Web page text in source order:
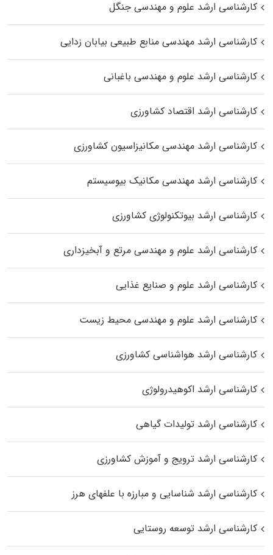
کارشناسی ارشد علوم و مهندسی جنگل
کارشناسی ارشد مهندسی منابع طبیعی بیابان زدایی
کارشناسی ارشد علوم و مهندسی باغبانی
کارشناسی ارشد اقتصاد کشاورزی
کارشناسی ارشد مهندسی مکانیزاسیون کشاورزی
کارشناسی ارشد مهندسی مکانیک بیوسیستم
کارشناسی ارشد بیوتکنولوژی کشاورزی
کارشناسی ارشد علوم و مهندسی مرتع و آبخیزداری
کارشناسی ارشد علوم و صنایع غذایی
کارشناسی ارشد علوم و مهندسی محیط زیست
کارشناسی ارشد هواشناسی کشاورزی
کارشناسی ارشد اکوهیدرولوژی
کارشناسی ارشد تولیدات گیاهی
کارشناسی ارشد ترویج و آموزش کشاورزی
کارشناسی ارشد شناسایی و مبارزه با علفهای هرز
کارشناسی ارشد توسعه روستایی